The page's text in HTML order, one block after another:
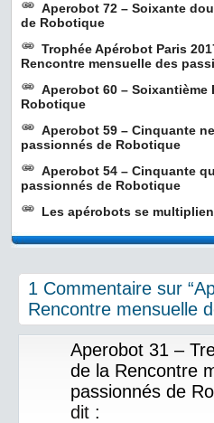
Aperobot 72 – Soixante
de Robotique
Trophée Apérobot Paris
Rencontre mensuelle des
Aperobot 60 –
Robotique
Aperobot 59 – Cinquante
passionnés de Robotique
Aperobot 54 – Cinquante
passionnés de Robotique
Les apérobots se
1 Commentaire sur
Rencontre mensuelle
Aperobot 31 –
de la Rencontre
passionnés de
dit :